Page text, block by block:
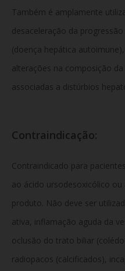
Também é amplamente
desaceleração da
(doença hepática
alterações na composição
associadas a distúrbios
Contraindicação:
Contraindicado para
ao ácido ursodesoxicólico
produto. Não deve ser
ativa, inflamação aguda da
oclusão do trato biliar
radiopacos (calcificados),